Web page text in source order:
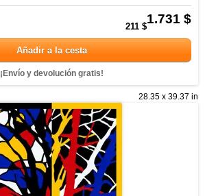
1.731 $
211 $
Añadir a la cesta
¡Envío y devolución gratis!
28.35 x 39.37 in